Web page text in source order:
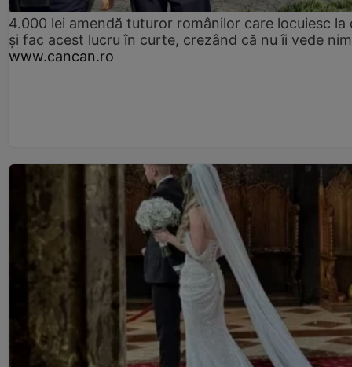
4.000 lei amendă tuturor românilor care locuiesc la
și fac acest lucru în curte, crezând că nu îi vede
www.cancan.ro